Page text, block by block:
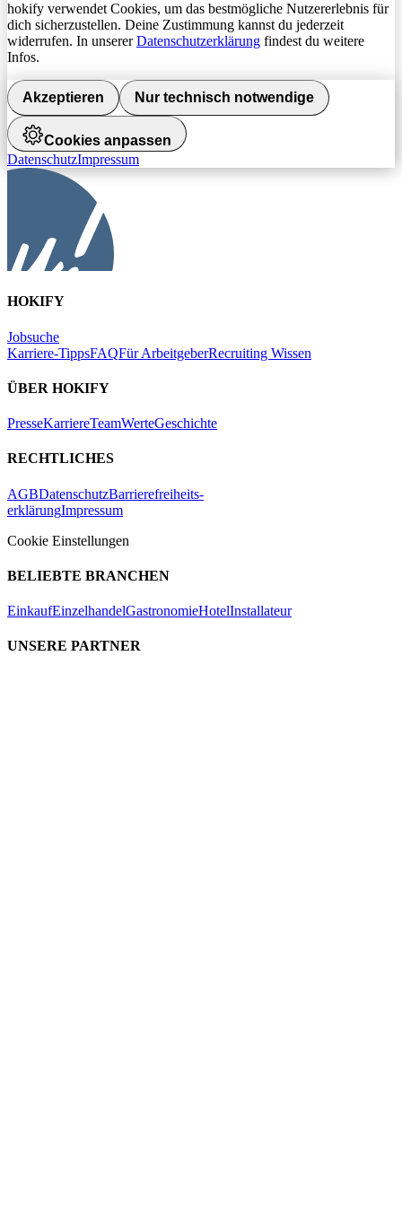
hokify verwendet Cookies, um das bestmögliche Nutzererlebnis für
dich sicherzustellen. Deine Zustimmung kannst du jederzeit
widerrufen. In unsererDatenschutzerklärung findest du weitere
Infos.
Akzeptieren Nur technisch notwendige
Cookies anpassen
DatenschutzImpressum
HOKIFY
Jobsuche
Karriere-TippsFAQFür ArbeitgeberRecruiting Wissen
ÜBER HOKIFY
PresseKarriereTeamWerteGeschichte
RECHTLICHES
AGBDatenschutzBarrierefreiheits-
erklärungImpressum
Cookie Einstellungen
BELIEBTE BRANCHEN
EinkaufEinzelhandelGastronomieHotelInstallateur
UNSERE PARTNER